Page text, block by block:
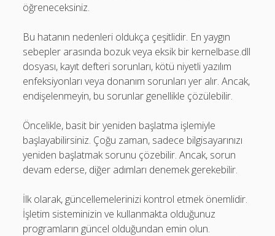
öğreneceksiniz.
Bu hatanın nedenleri oldukça çeşitlidir. En yaygın
sebepler arasında bozuk veya eksik bir kernelbase.dll
dosyası, kayıt defteri sorunları, kötü niyetli yazılım
enfeksiyonları veya donanım sorunları yer alır. Ancak,
endişelenmeyin, bu sorunlar genellikle çözülebilir.
Öncelikle, basit bir yeniden başlatma işlemiyle
başlayabilirsiniz. Çoğu zaman, sadece bilgisayarınızı
yeniden başlatmak sorunu çözebilir. Ancak, sorun
devam ederse, diğer adımları denemek gerekebilir.
İlk olarak, güncellemelerinizi kontrol etmek önemlidir.
İşletim sisteminizin ve kullanmakta olduğunuz
programların güncel olduğundan emin olun.